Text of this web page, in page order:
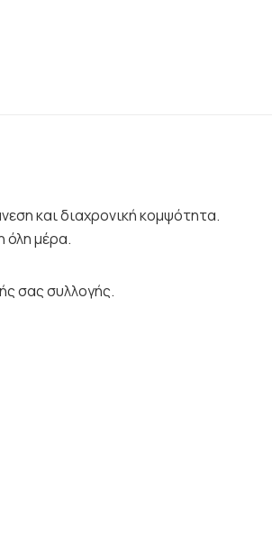
και διαχρονική κομψότητα.
όλη μέρα.
σας συλλογής.